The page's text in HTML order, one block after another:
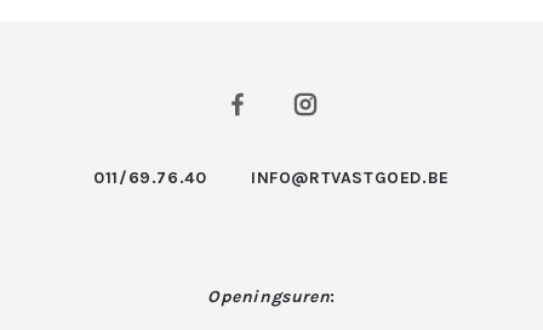
011/69.76.40 INFO@RTVASTGOED.BE
Openingsuren: